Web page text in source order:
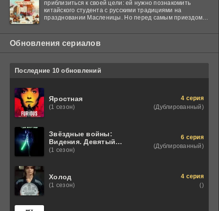
приблизиться к своей цели: ей нужно познакомить
китайского студента с русскими традициями на
праздновании Масленицы. Но перед самым приездом
Обновления сериалов
Последние 10 обновлений
Яростная
(1 сезон)
4 серия
(Дублированный)
Звёздные войны:
Видения. Девятый
джедай
(1 сезон)
6 серия
(Дублированный)
Холод
(1 сезон)
4 серия
()